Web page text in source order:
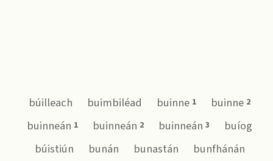
búilleach buimbiléad buinne 1 buinne 2
buinneán 1 buinneán 2 buinneán 3
buíog
búistiún
bunán bunastán
bunfhánán